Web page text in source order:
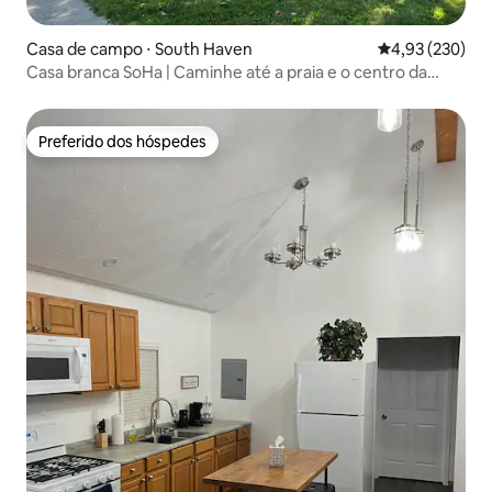
Casa de campo ⋅ South Haven 4,93 de uma
4,93 (230)
Casa branca SoHa | Caminhe até a praia e o centro da
Preferido dos hóspedes
Preferido dos hóspedes